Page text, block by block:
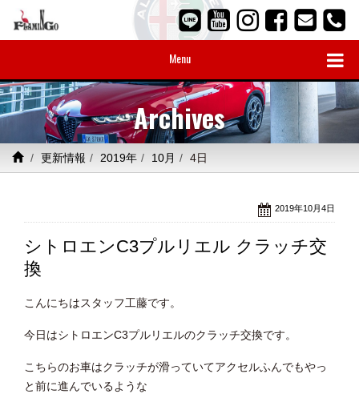
Menu
Archives
更新情報 2019年 10月 4日
2019年10月4日
シトロエンC3プルリエル クラッチ交
換
こんにちはスタッフ工藤です。
今日はシトロエンC3プルリエルのクラッチ交換です。
こちらのお車はクラッチが滑っていてアクセルふんでもやっ
と前に進んでいるような